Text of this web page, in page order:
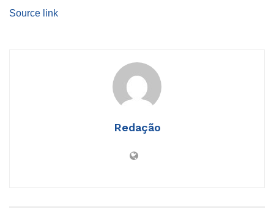
Source link
Redação